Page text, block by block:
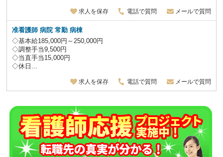
求人を保存 電話で質問 メールで質問
准看護師 病院 常勤 病棟
◇基本給185,000円～250,000円
◇調整手当9,500円
◇当直手当15,000円
◇休日...
求人を保存 電話で質問 メールで質問